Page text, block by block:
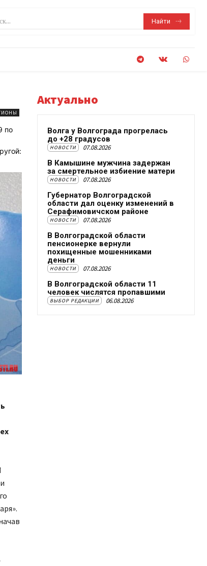
Найти
по
Актуально
Волга у Волгограда прогрелась
до +28 градусов
НОВОСТИ 07.08.2026
В Камышине мужчина задержан
за смертельное избиение матери
НОВОСТИ 07.08.2026
Губернатор Волгоградской
области дал оценку изменений в
Серафимовичском районе
НОВОСТИ 07.08.2026
В Волгоградской области
пенсионерке вернули
похищенные мошенниками
деньги
НОВОСТИ 07.08.2026
В Волгоградской области 11
человек числятся пропавшими
ВЫБОР РЕДАКЦИИ 06.08.2026